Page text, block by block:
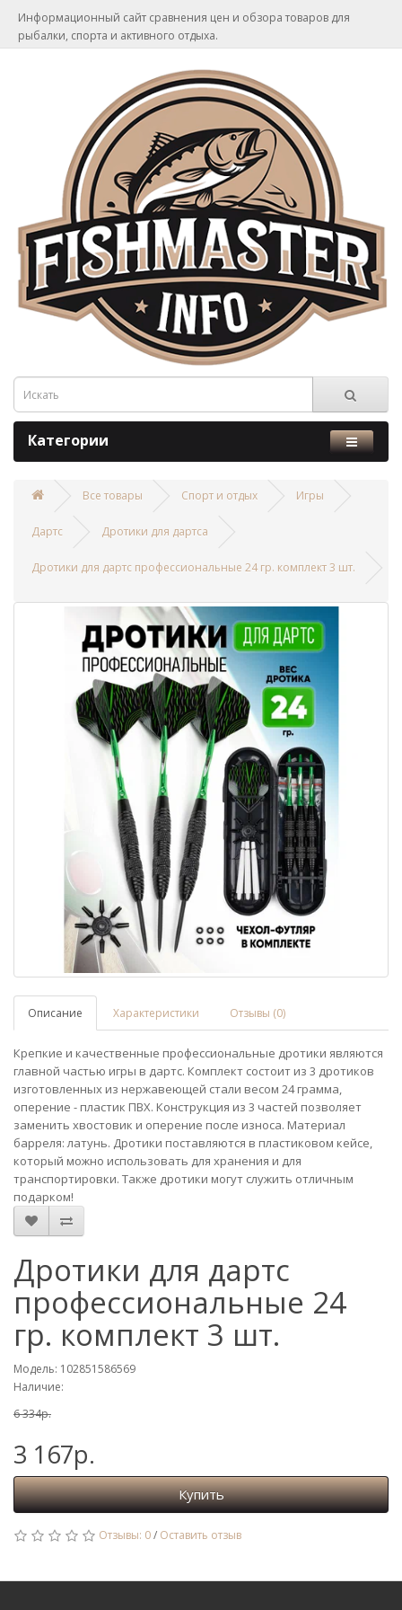
Информационный сайт сравнения цен и обзора товаров для
рыбалки, спорта и активного отдыха.
Категории
Все товары Спорт и отдых Игры
Дартс Дротики для дартса
Дротики для дартс профессиональные 24 гр. комплект 3 шт.
Описание Характеристики Отзывы (0)
Крепкие и качественные профессиональные дротики являются
главной частью игры в дартс. Комплект состоит из 3 дротиков
изготовленных из нержавеющей стали весом 24 грамма,
оперение - пластик ПВХ. Конструкция из 3 частей позволяет
заменить хвостовик и оперение после износа. Материал
барреля: латунь. Дротики поставляются в пластиковом кейсе,
который можно использовать для хранения и для
транспортировки. Также дротики могут служить отличным
подарком!
Дротики для дартс
профессиональные 24
гр. комплект 3 шт.
Модель: 102851586569
Наличие:
6 334р.
3 167р.
Купить
Отзывы: 0/ Оставить отзыв